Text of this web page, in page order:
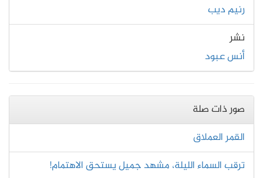
رنيم ديب
نشر
أنس عبود
صور ذات صلة
القمر العملاق
ترقب السماء الليلة، مشهد جميل يستحق الاهتمام!